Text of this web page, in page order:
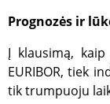
Prognozės ir
Į klausimą,
EURIBOR, tiek
tik trumpuoju